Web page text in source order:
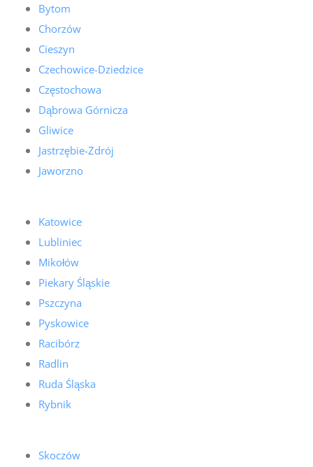
Bytom
Chorzów
Cieszyn
Czechowice-Dziedzice
Częstochowa
Dąbrowa Górnicza
Gliwice
Jastrzębie-Zdrój
Jaworzno
Katowice
Lubliniec
Mikołów
Piekary Śląskie
Pszczyna
Pyskowice
Racibórz
Radlin
Ruda Śląska
Rybnik
Skoczów